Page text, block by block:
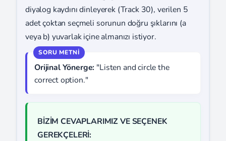
diyalog kaydını dinleyerek (Track 30), verilen 5
adet çoktan seçmeli sorunun doğru şıklarını (a
veya b) yuvarlak içine almanızı istiyor.
Orijinal Yönerge: "Listen and circle the
correct option."
BİZİM CEVAPLARIMIZ VE SEÇENEK
GEREKÇELERİ: